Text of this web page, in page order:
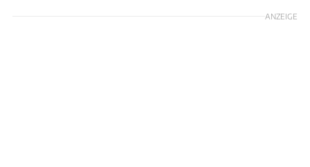
ANZEIGE